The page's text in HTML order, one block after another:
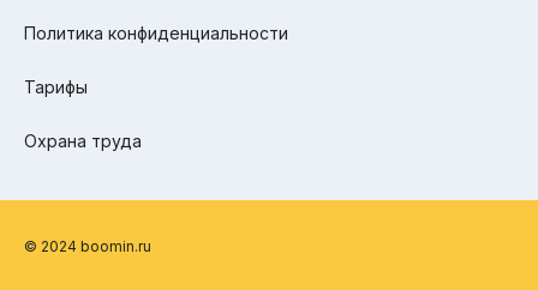
Политика конфиденциальности
Тарифы
Охрана труда
© 2024 boomin.ru